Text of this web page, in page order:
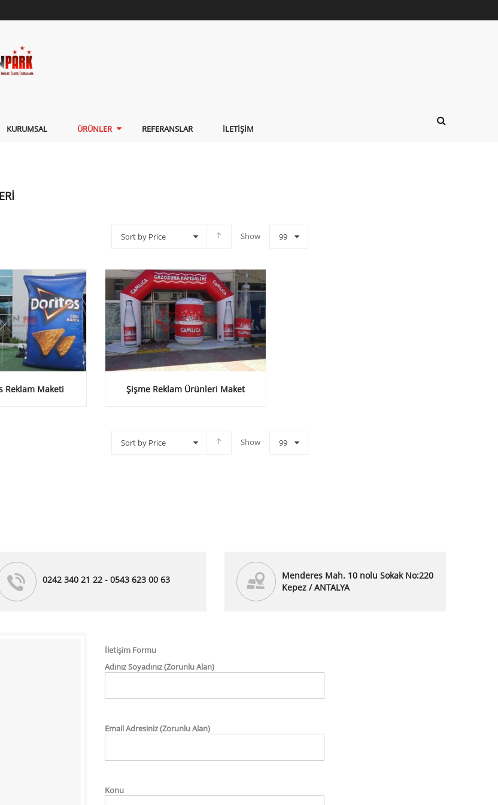
KURUMSAL ÜRÜNLER REFERANSLAR İLETIŞIM
Sort by Price Show 99
Reklam Maketi Şişme Reklam Ürünleri Maket
Sort by Price Show 99
0242 340 21 22 - 0543 623 00 63
Menderes Mah. 10 nolu Sokak No:220
Kepez / ANTALYA
İletişim Formu
Adınız Soyadınız (Zorunlu Alan)
Email Adresiniz (Zorunlu Alan)
Konu